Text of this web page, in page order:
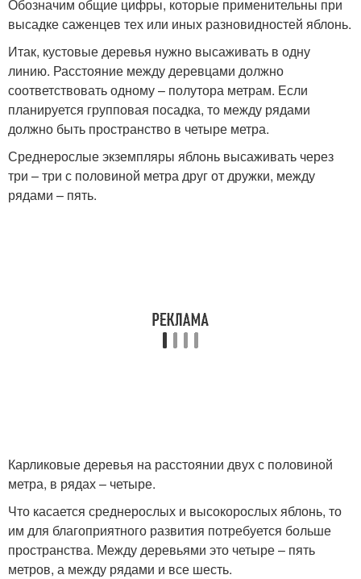
Обозначим общие цифры, которые применительны при
высадке саженцев тех или иных разновидностей яблонь.
Итак, кустовые деревья нужно высаживать в одну
линию. Расстояние между деревцами должно
соответствовать одному – полутора метрам. Если
планируется групповая посадка, то между рядами
должно быть пространство в четыре метра.
Среднерослые экземпляры яблонь высаживать через
три – три с половиной метра друг от дружки, между
рядами – пять.
Карликовые деревья на расстоянии двух с половиной
метра, в рядах – четыре.
Что касается среднерослых и высокорослых яблонь, то
им для благоприятного развития потребуется больше
пространства. Между деревьями это четыре – пять
метров, а между рядами и все шесть.